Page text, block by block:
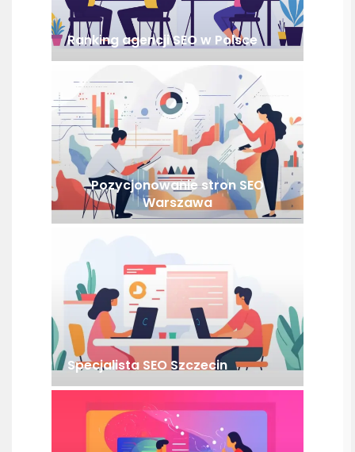
Ranking agencji SEO w Polsce
Pozycjonowanie stron SEO
Warszawa
Specjalista SEO Szczecin